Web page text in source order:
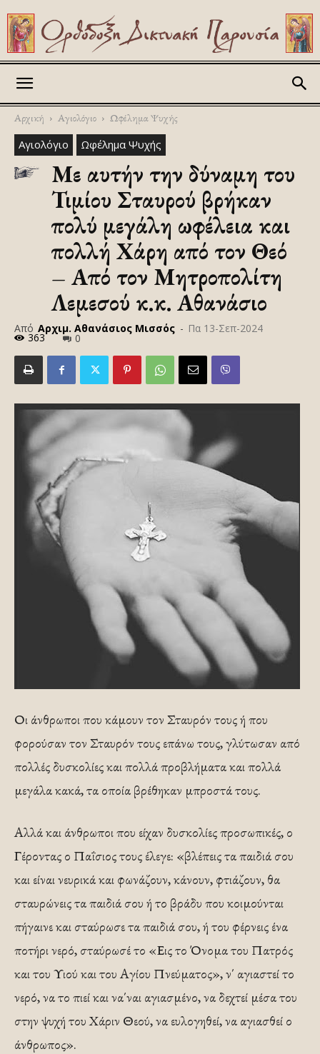
Αρχική Αγιολόγιο Ωφέλημα Ψυχής
Αγιολόγιο Ωφέλημα Ψυχής
Με αυτήν την δύναμη του
Τιμίου Σταυρού βρήκαν
πολύ μεγάλη ωφέλεια και
πολλή Χάρη από τον Θεό
– Από τον Μητροπολίτη
Λεμεσού κ.κ. Αθανάσιο
Από Αρχιμ. Αθανάσιος Μισσός - Πα 13-Σεπ-2024
363 0
Οι άνθρωποι που κάμουν τον Σταυρόν τους ή που
φορούσαν τον Σταυρόν τους επάνω τους, γλύτωσαν από
πολλές δυσκολίες και πολλά προβλήματα και πολλά
μεγάλα κακά, τα οποία βρέθηκαν μπροστά τους.
Αλλά και άνθρωποι που είχαν δυσκολίες προσωπικές, ο
Γέροντας ο Παΐσιος τους έλεγε: «βλέπεις τα παιδιά σου
και είναι νευρικά και φωνάζουν, κάνουν, φτιάζουν, θα
σταυρώνεις τα παιδιά σου ή το βράδυ που κοιμούνται
πήγαινε και σταύρωσε τα παιδιά σου, ή του φέρνεις ένα
ποτήρι νερό, σταύρωσέ το «Εις το Όνομα του Πατρός
και του Υιού και του Αγίου Πνεύματος», ν΄ αγιαστεί το
νερό, να το πιεί και να΄ναι αγιασμένο, να δεχτεί μέσα του
στην ψυχή του Χάριν Θεού, να ευλογηθεί, να αγιασθεί ο
άνθρωπος».